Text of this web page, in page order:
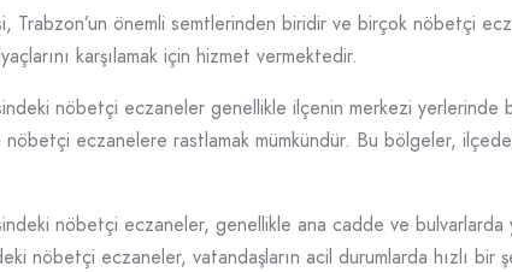
Trabzon’un önemli semtlerinden biridir ve birçok nöbetçi
karşılamak için hizmet vermektedir.
nöbetçi eczaneler genellikle ilçenin merkezi
eczanelere rastlamak mümkündür. Bu bölgeler,
nöbetçi eczaneler, genellikle ana cadde ve bulvarlarda
nöbetçi eczaneler, vatandaşların acil durumlarda hızlı bir